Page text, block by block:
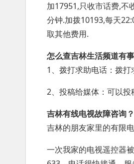
加17951,只收市话费,不
分钟.加拨10193,每天
取其他费用.
怎么查吉林生活频道有
1、拨打求助电话：拨打
2、投稿给媒体：可以
吉林有线电视故障咨询？
吉林的朋友家里的有限
一次我家的电视遥控器